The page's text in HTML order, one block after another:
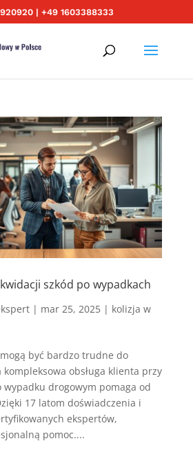
| +49 1603388333
szkód po wypadkach
| mar 25, 2025| kolizja w
być bardzo trudne do
kompleksowa obsługa klienta przy
drogowym pomaga od
17 latom doświadczenia i
ekspertów,
pomoc....